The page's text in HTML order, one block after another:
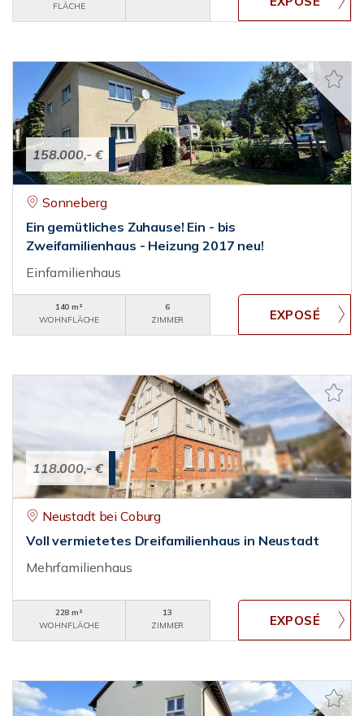
FLÄCHE
158.000,- €
Sonneberg
Ein gemütliches Zuhause! Ein - bis
Zweifamilienhaus - Heizung 2017 neu!
Einfamilienhaus
140 m²
WOHNFLÄCHE
6
ZIMMER
118.000,- €
Neustadt bei Coburg
Voll vermietetes Dreifamilienhaus in Neustadt
Mehrfamilienhaus
228 m²
WOHNFLÄCHE
13
ZIMMER